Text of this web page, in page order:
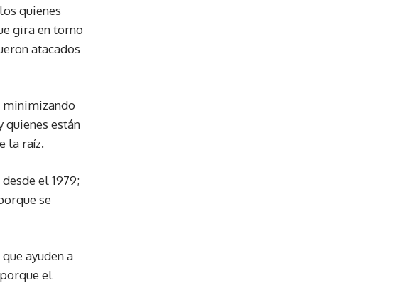
quienes
gira en torno
atacados
minimizando
quienes están
la raíz.
el 1979;
se
ayuden a
el